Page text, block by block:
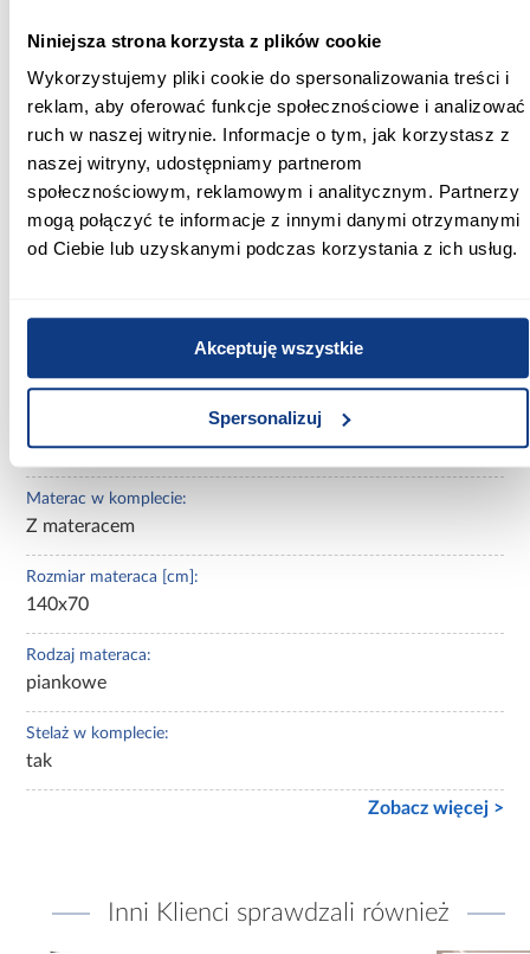
Niniejsza strona korzysta z plików cookie
Wykorzystujemy pliki cookie do spersonalizowania treści i
reklam, aby oferować funkcje społecznościowe i analizować
ruch w naszej witrynie. Informacje o tym, jak korzystasz z
naszej witryny, udostępniamy partnerom
społecznościowym, reklamowym i analitycznym. Partnerzy
mogą połączyć te informacje z innymi danymi otrzymanymi
od Ciebie lub uzyskanymi podczas korzystania z ich usług.
Akceptuję wszystkie
Spersonalizuj
150.00
Głębokość [cm]:
74.00
Wysokość [cm]:
44.00
Szerokość pow. spania [cm]:
Długość pow. spania [cm]:
Powierzchnia spania [cm]:
140x70
Materac w komplecie:
Z materacem
Rozmiar materaca [cm]:
140x70
Rodzaj materaca:
piankowe
Stelaż w komplecie:
tak
Zobacz więcej >
Inni Klienci sprawdzali również